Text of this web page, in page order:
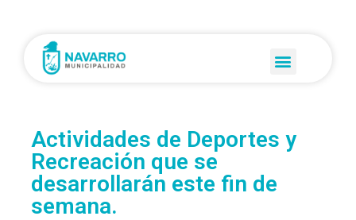
Actividades de Deportes y
Recreación que se
desarrollarán este fin de
semana.